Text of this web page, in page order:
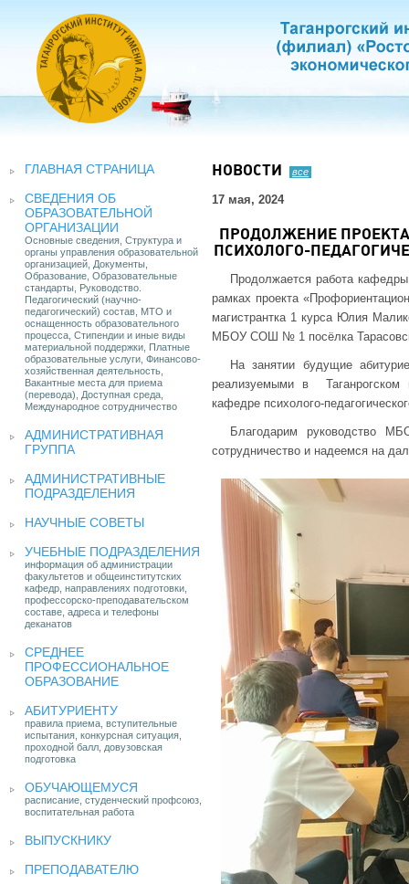
ГЛАВНАЯ СТРАНИЦА
СВЕДЕНИЯ ОБ
ОБРАЗОВАТЕЛЬНОЙ
ОРГАНИЗАЦИИ
Основные сведения, Структура и
органы управления образовательной
организацией, Документы,
Образование, Образовательные
стандарты, Руководство.
Педагогический (научно-
педагогический) состав, МТО и
оснащенность образовательного
процесса, Стипендии и иные виды
материальной поддержки, Платные
образовательные услуги, Финансово-
хозяйственная деятельность,
Вакантные места для приема
(перевода), Доступная среда,
Международное сотрудничество
АДМИНИСТРАТИВНАЯ
ГРУППА
АДМИНИСТРАТИВНЫЕ
ПОДРАЗДЕЛЕНИЯ
НАУЧНЫЕ СОВЕТЫ
УЧЕБНЫЕ ПОДРАЗДЕЛЕНИЯ
информация об администрации
факультетов и общеинститутских
кафедр, направлениях подготовки,
профессорско-преподавательском
составе, адреса и телефоны
деканатов
СРЕДНЕЕ
ПРОФЕССИОНАЛЬНОЕ
ОБРАЗОВАНИЕ
АБИТУРИЕНТУ
правила приема, вступительные
испытания, конкурсная ситуация,
проходной балл, довузовская
подготовка
ОБУЧАЮЩЕМУСЯ
расписание, студенческий профсоюз,
воспитательная работа
ВЫПУСКНИКУ
ПРЕПОДАВАТЕЛЮ
НОВОСТИ все
17 мая, 2024
ПРОДОЛЖЕНИЕ
ПСИХОЛОГО-
Продолжается работа кафедры
рамках проекта
магистрантка 1 курса Юлия
МБОУ СОШ № 1 посёлка
На занятии будущие
реализуемыми в
кафедре психолого-
Благодарим руководство
сотрудничество и надеемся на